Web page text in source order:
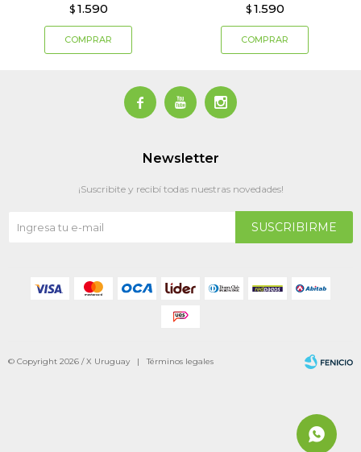
$ 1.590 $ 1.590
  
Newsletter
¡Suscribite y recibí todas nuestras novedades!
SUSCRIBIRME
© Copyright 2026 / X Uruguay |Términos legales